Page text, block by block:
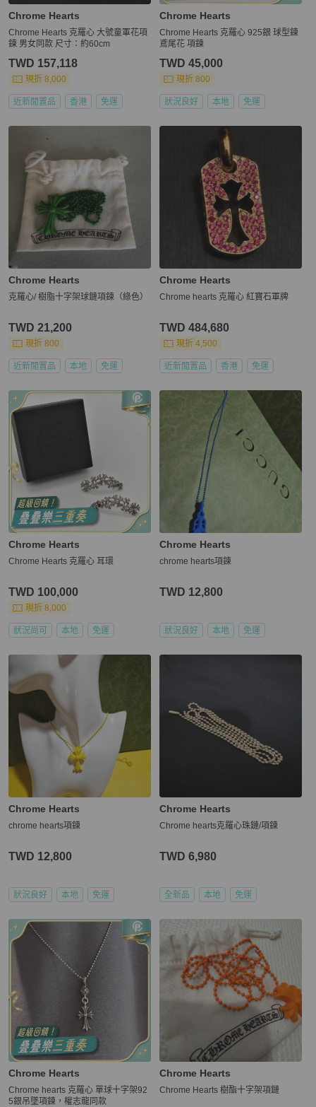
Chrome Hearts
Chrome Hearts 克羅心 大號童軍花項
鍊 男女同款 尺寸：約60cm
TWD 157,118
現折 8,000
近新閒置品 香港 免運
Chrome Hearts
Chrome Hearts 克羅心 925銀 球型鍊
鳶尾花 項鍊
TWD 45,000
現折 800
狀況良好 本地 免運
Chrome Hearts
克羅心/ 樹脂十字架球鏈項鍊（綠色）
TWD 21,200
現折 800
近新閒置品 本地 免運
Chrome Hearts
Chrome hearts 克羅心 紅寶石軍牌
TWD 484,680
現折 4,500
近新閒置品 香港 免運
Chrome Hearts
Chrome Hearts 克羅心 耳環
TWD 100,000
現折 8,000
狀況尚可 本地 免運
Chrome Hearts
chrome hearts項鍊
TWD 12,800
狀況良好 本地 免運
Chrome Hearts
chrome hearts項鍊
TWD 12,800
狀況良好 本地 免運
Chrome Hearts
Chrome hearts克羅心珠鏈/項鍊
TWD 6,980
全新品 本地 免運
Chrome Hearts
Chrome hearts 克羅心 單球十字架92
5銀吊墜項鍊，權志龍同款
Chrome Hearts
Chrome Hearts 樹酯十字架項鏈